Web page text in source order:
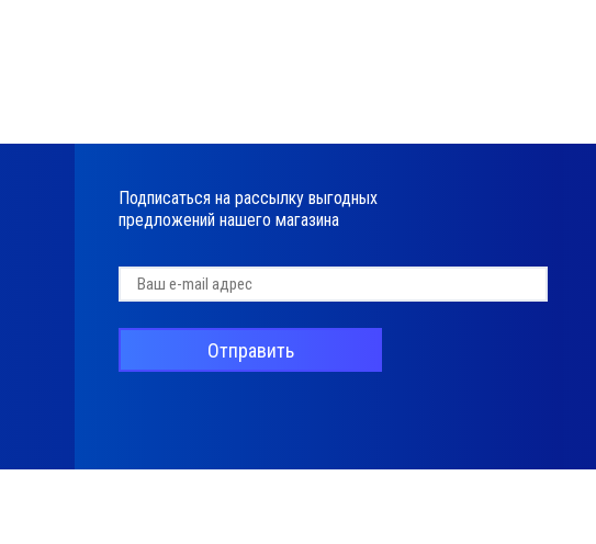
Подписаться на рассылку выгодных
предложений нашего магазина
Отправить